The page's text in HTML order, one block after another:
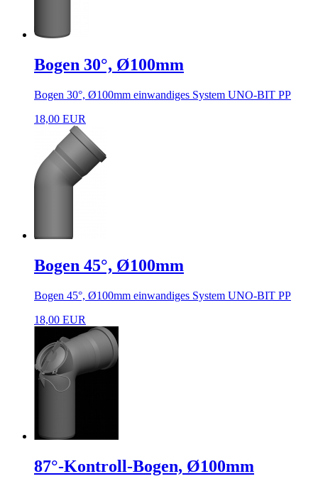
Bogen 30°, Ø100mm
Bogen 30°, Ø100mm einwandiges System UNO-BIT PP
18,00 EUR
Bogen 45°, Ø100mm
Bogen 45°, Ø100mm einwandiges System UNO-BIT PP
18,00 EUR
87°-Kontroll-Bogen, Ø100mm